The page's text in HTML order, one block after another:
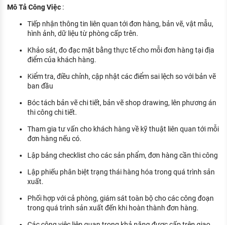
XÂY DỰNG VÀ PHÁT TRIỂN ĐỘI NGŨ
NHÂN SỰ
Mô Tả Công Việc :
Tiếp nhận thông tin liên quan tới đơn hàng, bản vẽ, vật mẫu,
hình ảnh, dữ liệu từ phòng cấp trên.
Khảo sát, đo đạc mặt bằng thực tế cho mỗi đơn hàng tại địa
điểm của khách hàng.
Kiểm tra, điều chỉnh, cập nhật các điểm sai lệch so với bản vẽ
ban đầu
Bóc tách bản vẽ chi tiết, bản vẽ shop drawing, lên phương án
thi công chi tiết.
Tham gia tư vấn cho khách hàng về kỹ thuật liên quan tới mỗi
đơn hàng nếu có.
Lập bảng checklist cho các sản phẩm, đơn hàng cần thi công
Lập phiếu phân biệt trạng thái hàng hóa trong quá trình sản
xuất.
Phối hợp với cả phòng, giám sát toàn bộ cho các công đoạn
trong quá trình sản xuất đến khi hoàn thành đơn hàng.